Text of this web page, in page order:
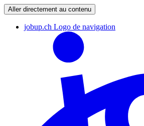
Aller directement au contenu
jobup.ch Logo de navigation